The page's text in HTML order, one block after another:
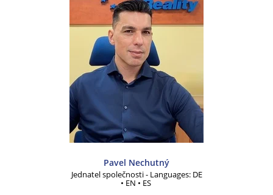
Pavel Nechutný
Jednatel společnosti - Languages: DE
• EN • ES